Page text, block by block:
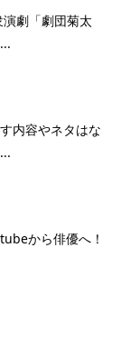
演劇「劇団菊太
内容やネタはな
から俳優へ！